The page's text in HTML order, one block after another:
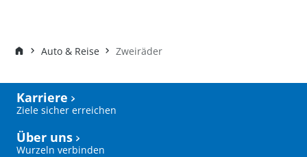
Auto & Reise Zweiräder
Karriere
Ziele sicher erreichen
Über uns
Wurzeln verbinden